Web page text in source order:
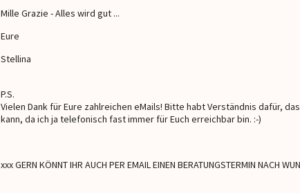
Mille Grazie - Alles wird gut ...
Eure
Stellina
P.S.
Vielen Dank für Eure zahlreichen eMails! Bitte habt Verständnis dafür,
kann, da ich ja telefonisch fast immer für Euch erreichbar bin. :-)
xxx GERN KÖNNT IHR AUCH PER EMAIL EINEN BERATUNGSTERMIN NACH